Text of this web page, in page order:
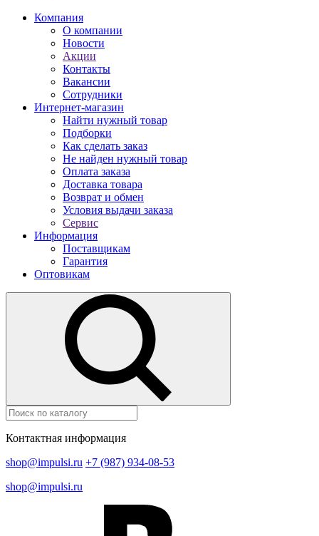
Компания
О компании
Новости
Акции
Контакты
Вакансии
Сотрудники
Интернет-магазин
Найти нужный товар
Подборки
Как сделать заказ
Не найден нужный товар
Оплата заказа
Доставка товара
Возврат и обмен
Условия выдачи заказа
Сервис
Информация
Поставщикам
Гарантия
Оптовикам
Контактная информация
shop@impulsi.ru +7 (987) 934-08-53
shop@impulsi.ru